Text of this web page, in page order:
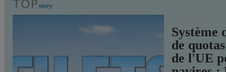
Système
de
de l'UE